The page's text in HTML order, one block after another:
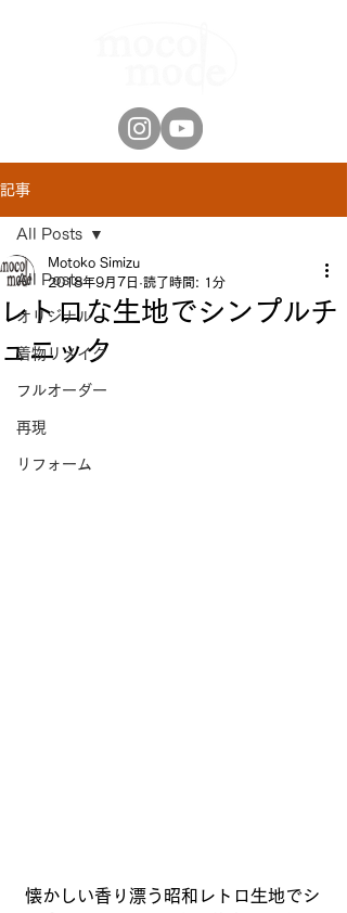
記事
All Posts
オリジナル
着物リメイク
フルオーダー
再現
リフォーム
All Posts
レトロな生地でシンプルチ
ュニック
Motoko Simizu
2018年9月7日 読了時間: 1分